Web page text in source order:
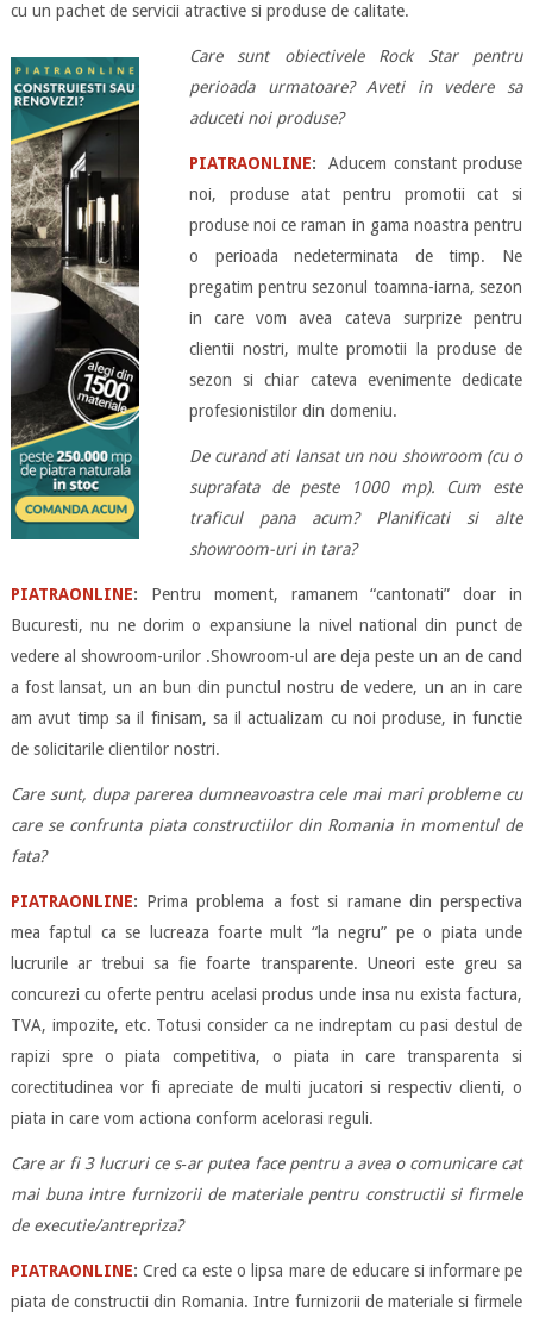
cu un pachet de servicii atractive si produse de calitate.
Care sunt obiectivele Rock Star pentru
perioada urmatoare? Aveti in vedere sa
aduceti noi produse?
PIATRAONLINE: Aducem constant produse
noi, produse atat pentru promotii cat si
produse noi ce raman in gama noastra pentru
o perioada nedeterminata de timp. Ne
pregatim pentru sezonul toamna-iarna, sezon
in care vom avea cateva surprize pentru
clientii nostri, multe promotii la produse de
sezon si chiar cateva evenimente dedicate
profesionistilor din domeniu.
De curand ati lansat un nou showroom (cu o
suprafata de peste 1000 mp). Cum este
traficul pana acum? Planificati si alte
showroom-uri in tara?
PIATRAONLINE: Pentru moment, ramanem “cantonati” doar in
Bucuresti, nu ne dorim o expansiune la nivel national din punct de
vedere al showroom-urilor .Showroom-ul are deja peste un an de cand
a fost lansat, un an bun din punctul nostru de vedere, un an in care
am avut timp sa il finisam, sa il actualizam cu noi produse, in functie
de solicitarile clientilor nostri.
Care sunt, dupa parerea dumneavoastra cele mai mari probleme cu
care se confrunta piata constructiilor din Romania in momentul de
fata?
PIATRAONLINE: Prima problema a fost si ramane din perspectiva
mea faptul ca se lucreaza foarte mult “la negru” pe o piata unde
lucrurile ar trebui sa fie foarte transparente. Uneori este greu sa
concurezi cu oferte pentru acelasi produs unde insa nu exista factura,
TVA, impozite, etc. Totusi consider ca ne indreptam cu pasi destul de
rapizi spre o piata competitiva, o piata in care transparenta si
corectitudinea vor fi apreciate de multi jucatori si respectiv clienti, o
piata in care vom actiona conform acelorasi reguli.
Care ar fi 3 lucruri ce s‐ar putea face pentru a avea o comunicare cat
mai buna intre furnizorii de materiale pentru constructii si firmele
de executie/antrepriza?
PIATRAONLINE: Cred ca este o lipsa mare de educare si informare pe
piata de constructii din Romania. Intre furnizorii de materiale si firmele